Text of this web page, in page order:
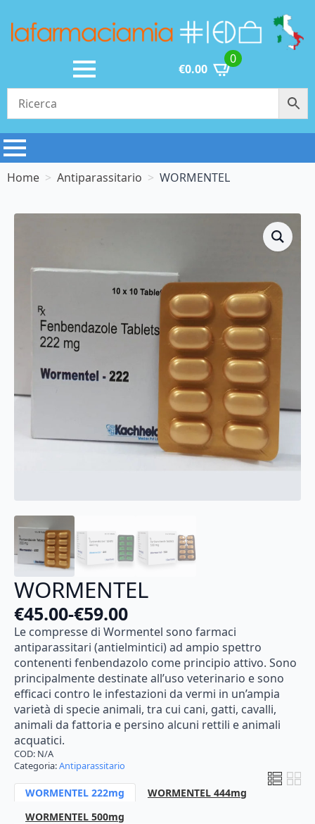
€0.00
0
Home Antiparassitario WORMENTEL
WORMENTEL
€45.00-€59.00
Fascia
di
prezzo:
da
€45.00
a
€59.00
Le compresse di Wormentel sono farmaci
antiparassitari (antielmintici) ad ampio spettro
contenenti fenbendazolo come principio attivo. Sono
principalmente destinate all’uso veterinario e sono
efficaci contro le infestazioni da vermi in un’ampia
varietà di specie animali, tra cui cani, gatti, cavalli,
animali da fattoria e persino alcuni rettili e animali
acquatici.
COD: N/A
Categoria:Antiparassitario
WORMENTEL 222mg
WORMENTEL 444mg
WORMENTEL 500mg